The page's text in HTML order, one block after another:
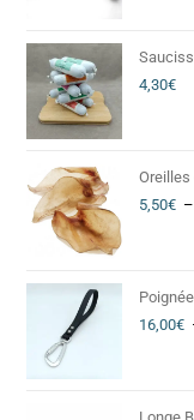
4,30€
5,50€ –
16,00€